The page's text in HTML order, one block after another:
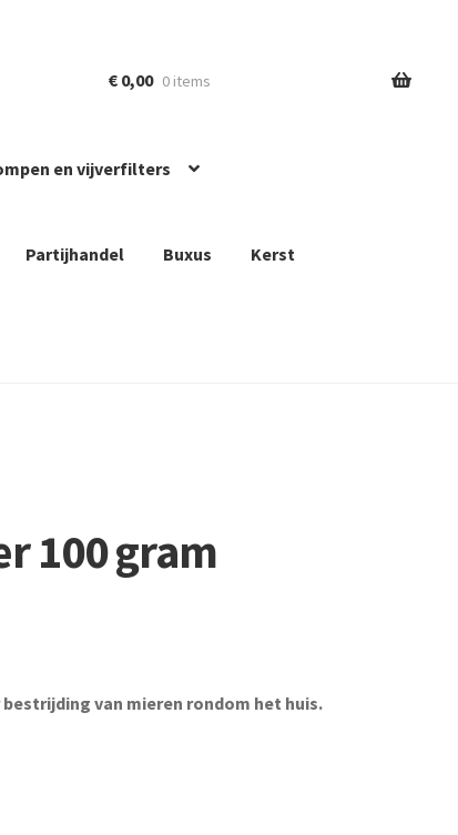
€ 0,00 0 items
en vijverfilters
Partijhandel Buxus Kerst
100 gram
van mieren rondom het huis.